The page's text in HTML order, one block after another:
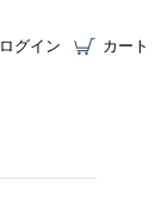
ログイン カート